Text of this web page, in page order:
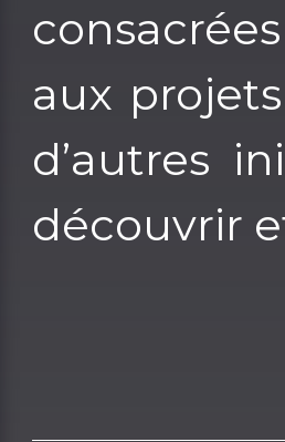
aux
d’autres
découvrir